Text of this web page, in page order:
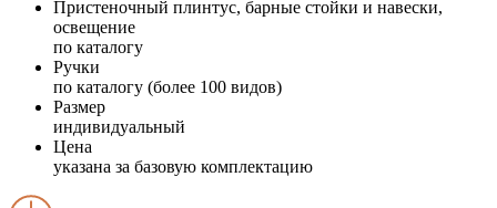
Пристеночный плинтус, барные стойки и навески,
освещение
по каталогу
Ручки
по каталогу (более 100 видов)
Размер
индивидуальный
Цена
указана за базовую комплектацию